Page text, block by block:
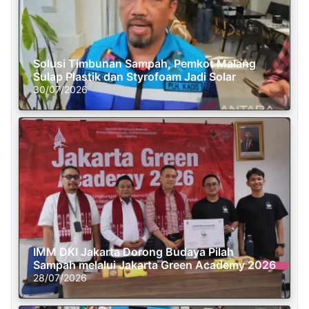
Solusi Timbunan Sampah, Pemkot Malang
Sulap Plastik dan Styrofoam Jadi Solar
30/07/2026
IMM DKI Jakarta Dorong Budaya Pilah
Sampah melalui Jakarta Green Academy 2026
28/07/2026